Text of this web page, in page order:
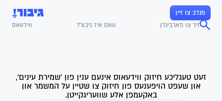
מנדב צו זיין
זיך צו פארבינדן
וואס איז גיבור? ווידעאס
זעט טעגליכע חיזוק ווידעאוס אינעם ענין פון 'שמירת עינים',
און שעפט הויפענעס פון חיזוק צו שטיין על המשמר און
באקעמפן אלע שוועריגקייטן.